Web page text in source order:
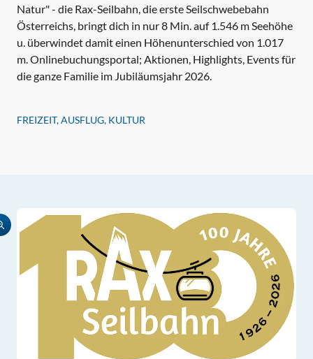
Natur" - die Rax-Seilbahn, die erste Seilschwebebahn
Österreichs, bringt dich in nur 8 Min. auf 1.546 m Seehöhe
u. überwindet damit einen Höhenunterschied von 1.017
m. Onlinebuchungsportal; Aktionen, Highlights, Events für
die ganze Familie im Jubiläumsjahr 2026.
FREIZEIT, AUSFLUG, KULTUR